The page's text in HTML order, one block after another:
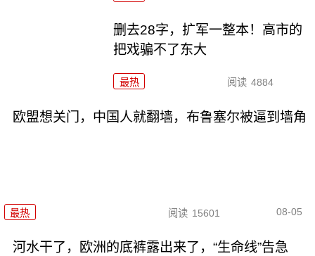
删去28字，扩军一整本！高市的
把戏骗不了东大
最热 阅读 4884
欧盟想关门，中国人就翻墙，布鲁塞尔被逼到墙角
最热 阅读 15601 08-05
河水干了，欧洲的底裤露出来了，“生命线”告急